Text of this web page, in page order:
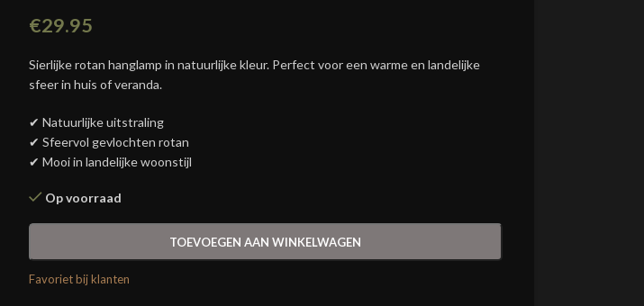
€29.95
Sierlijke rotan hanglamp in natuurlijke kleur. Perfect voor een warme en landelijke
sfeer in huis of veranda.
✔ Natuurlijke uitstraling
✔ Sfeervol gevlochten rotan
✔ Mooi in landelijke woonstijl
Op voorraad
TOEVOEGEN AAN WINKELWAGEN
Favoriet bij klanten